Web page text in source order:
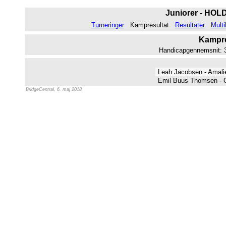
Juniorer -
Turneringer Kampresultat Resultater
Handicapgennemsnit:
Leah Jacobsen -
Emil Buus Thomsen -
BridgeCentral, 6. maj 2018